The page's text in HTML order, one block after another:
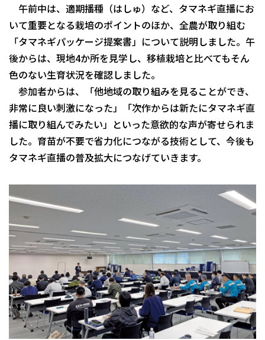
午前中は、適期播種（はしゅ）など、タマネギ直播にお
いて重要となる栽培のポイントのほか、全農が取り組む
「タマネギパッケージ提案書」について説明しました。午
後からは、現地4か所を見学し、移植栽培と比べてもそん
色のない生育状況を確認しました。
参加者からは、「他地域の取り組みを見ることができ、
非常に良い刺激になった」「次作からは新たにタマネギ直
播に取り組んでみたい」といった意欲的な声が寄せられま
した。育苗が不要で省力化につながる技術として、今後も
タマネギ直播の普及拡大につなげていきます。